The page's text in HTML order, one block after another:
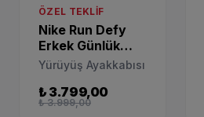
ÖZEL TEKLIF
Nike Run Defy
Erkek Günlük
Yürüyüş
HM9594-005
Yürüyüş Ayakkabısı
₺ 3.799,00
₺ 3.999,00